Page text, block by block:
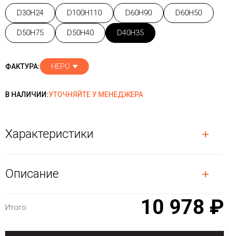
D30H24 D100H110 D60H90 D60H50
D50H75 D50H40 D40H35
ФАКТУРА: НЕРО
В НАЛИЧИИ:УТОЧНЯЙТЕ У МЕНЕДЖЕРА
Характеристики
Описание
Итого: 10 978 ₽